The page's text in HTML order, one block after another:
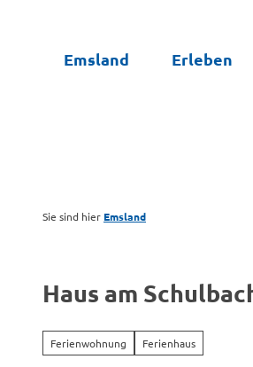
Emsland Erleben
Sie sind hier Emsland
Haus am
Ferienwohnung Ferienhaus